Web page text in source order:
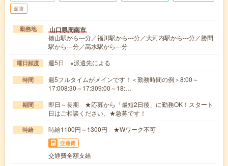
派遣
勤務地 山口県周南市
徳山駅から---分／福川駅から---分／大河内駅から---分／勝間
駅から---分／高水駅から---分
曜日頻度 週5日 ※派遣先による
時間
週5フルタイムがメインです！＜勤務時間の例＞8:00～
17:008:30～17:309:00～18:…
期間
即日～長期 ★応募から「最短2日後」に勤務OK！スタート
日はご相談ください。★急募です！
時給 時給1100円～1300円 ★Wワーク不可
交通費
交通費全額支給